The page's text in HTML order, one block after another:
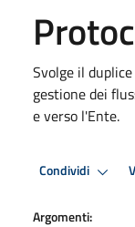
Svolge il
gestione dei
e verso l'Ente.
Condividi
Argomenti: